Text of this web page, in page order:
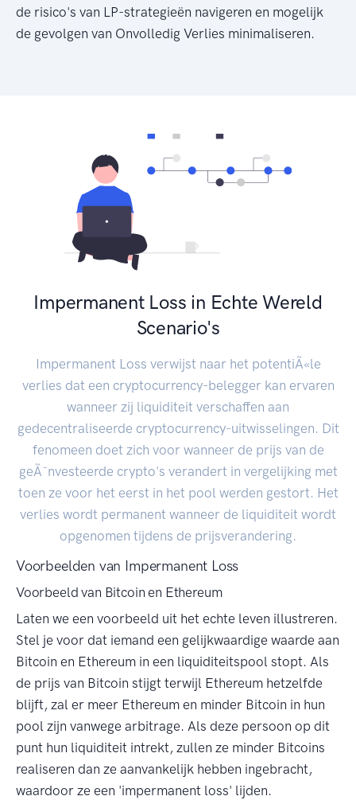
de risico's van LP-strategieën navigeren en mogelijk
de gevolgen van Onvolledig Verlies minimaliseren.
Impermanent Loss in Echte Wereld
Scenario's
Impermanent Loss verwijst naar het potentiÃ«le
verlies dat een cryptocurrency-belegger kan ervaren
wanneer zij liquiditeit verschaffen aan
gedecentraliseerde cryptocurrency-uitwisselingen. Dit
fenomeen doet zich voor wanneer de prijs van de
geÃ¯nvesteerde crypto's verandert in vergelijking met
toen ze voor het eerst in het pool werden gestort. Het
verlies wordt permanent wanneer de liquiditeit wordt
opgenomen tijdens de prijsverandering.
Voorbeelden van Impermanent Loss
Voorbeeld van Bitcoin en Ethereum
Laten we een voorbeeld uit het echte leven illustreren.
Stel je voor dat iemand een gelijkwaardige waarde aan
Bitcoin en Ethereum in een liquiditeitspool stopt. Als
de prijs van Bitcoin stijgt terwijl Ethereum hetzelfde
blijft, zal er meer Ethereum en minder Bitcoin in hun
pool zijn vanwege arbitrage. Als deze persoon op dit
punt hun liquiditeit intrekt, zullen ze minder Bitcoins
realiseren dan ze aanvankelijk hebben ingebracht,
waardoor ze een 'impermanent loss' lijden.